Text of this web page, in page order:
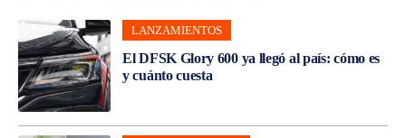
LANZAMIENTOS
El DFSK Glory 600 ya llegó al país: cómo es
y cuánto cuesta